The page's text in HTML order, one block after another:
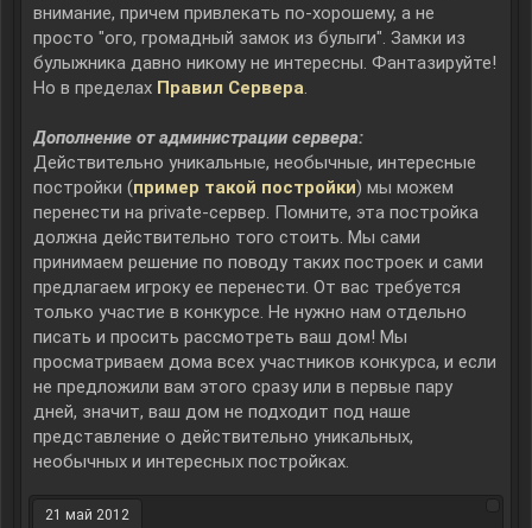
внимание, причем привлекать по-хорошему, а не
просто "ого, громадный замок из булыги". Замки из
булыжника давно никому не интересны. Фантазируйте!
Но в пределах Правил Сервера.
Дополнение от администрации сервера:
Действительно уникальные, необычные, интересные
постройки (пример такой постройки) мы можем
перенести на private-сервер. Помните, эта постройка
должна действительно того стоить. Мы сами
принимаем решение по поводу таких построек и сами
предлагаем игроку ее перенести. От вас требуется
только участие в конкурсе. Не нужно нам отдельно
писать и просить рассмотреть ваш дом! Мы
просматриваем дома всех участников конкурса, и если
не предложили вам этого сразу или в первые пару
дней, значит, ваш дом не подходит под наше
представление о действительно уникальных,
необычных и интересных постройках.
21 май 2012